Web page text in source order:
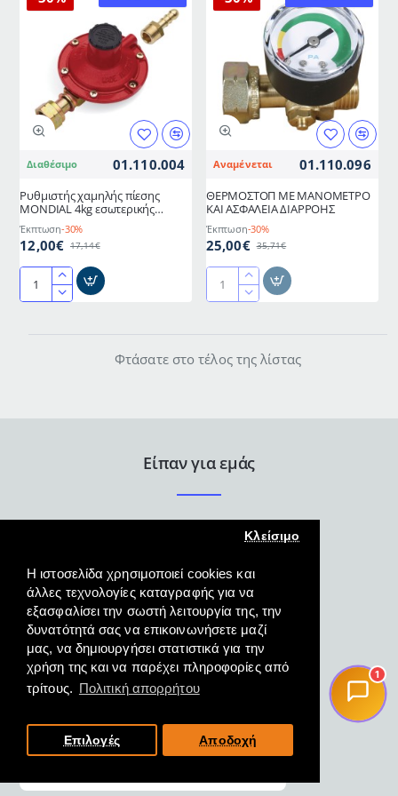
Η ιστοσελίδα χρησιμοποιεί cookies και
άλλες τεχνολογίες καταγραφής για να
εξασφαλίσει την σωστή λειτουργία της, την
δυνατότητά σας να επικοινωνήσετε μαζί
μας, να δημιουργήσει στατιστικά για την
χρήση της και να παρέχει πληροφορίες από
τρίτους. Πολιτική απορρήτου
Κλείσιμο
Επιλογές Αποδοχή
Διαθέσιμο 01.110.004
Ρυθμιστής χαμηλής πίεσης
MONDIAL 4kg εσωτερικής
ρύθμισης
Έκπτωση-30%
12,00€ 17,14€
Ρυθμιστής
Αναμένεται 01.110.096
ΘΕΡΜΟΣΤΟΠ ΜΕ ΜΑΝΟΜΕΤΡΟ
ΚΑΙ ΑΣΦΑΛΕΙΑ ΔΙΑΡΡΟΗΣ
Έκπτωση-30%
25,00€ 35,71€
ΘΕΡΜΟΣΤΟΠ
ΑΣΦΑΛΕΙΑ
Φτάσατε στο τέλος της λίστας
Είπαν για εμάς
Άψογη εξυπηρέτηση γρήγορη
και κατατοπιστική και η
παραλαβή του προϊόντος
άμεση.
19/10/2022
1